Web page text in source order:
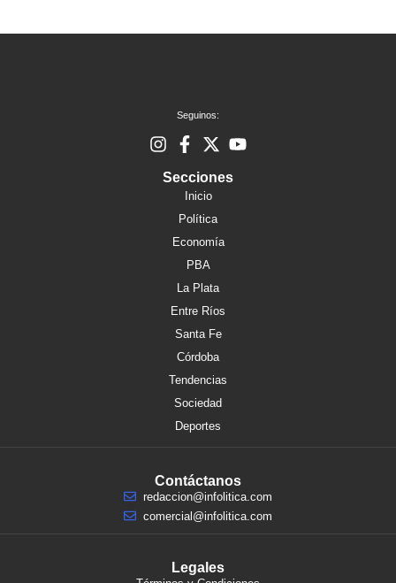
Seguinos:
Secciones
Inicio
Política
Economía
PBA
La Plata
Entre Ríos
Santa Fe
Córdoba
Tendencias
Sociedad
Deportes
Contáctanos
redaccion@infolitica.com
comercial@infolitica.com
Legales